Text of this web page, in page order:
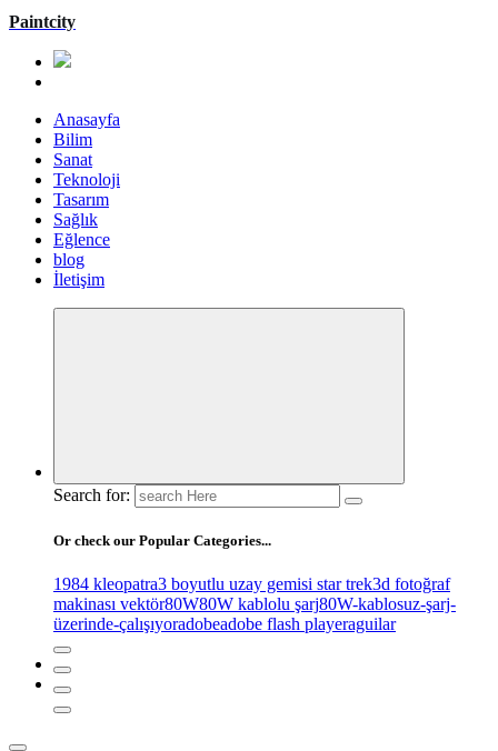
Paintcity
Anasayfa
Bilim
Sanat
Teknoloji
Tasarım
Sağlık
Eğlence
blog
İletişim
Search for:
Or check our Popular Categories...
1984 kleopatra3 boyutlu uzay gemisi star trek3d fotoğraf
makinası vektör80W80W kablolu şarj80W-kablosuz-şarj-
üzerinde-çalışıyoradobeadobe flash playeraguilar